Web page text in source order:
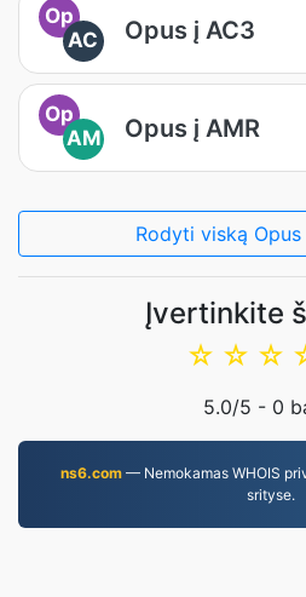
Op
AC
Opus į AC3
Op
AM
Opus į AMR
Rodyti viską
Įvertinkite
☆
☆
☆
5.0/5 - 0
ns6.com — Nemokamas WHOIS
srityse.